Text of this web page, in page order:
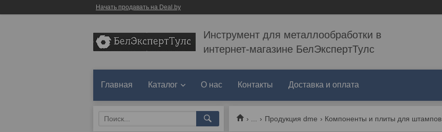
Начать продавать на Deal.by
Инструмент для металлообработки в
интернет-магазине БелЭкспертТулс
Главная Каталог О нас Контакты Доставка и оплата
Продукция dme Компоненты и плиты для штампов